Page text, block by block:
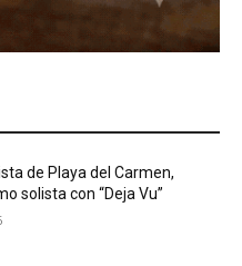
de Playa del Carmen,
solista con “Deja Vu”